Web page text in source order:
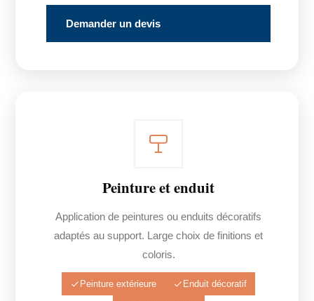
Demander un devis
Peinture et enduit
Application de peintures ou enduits décoratifs
adaptés au support. Large choix de finitions et
coloris.
Peinture extérieure Enduit décoratif